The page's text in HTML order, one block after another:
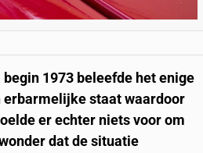
1973 beleefde het enige
erbarmelijke staat waardoor
er echter niets voor om
dat de situatie